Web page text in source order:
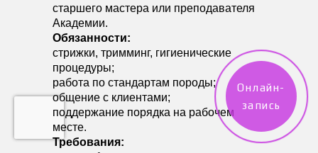
старшего мастера или преподавателя
Академии.
Обязанности:
стрижки, тримминг, гигиенические
процедуры;
работа по стандартам породы;
общение с клиентами;
поддержание порядка на рабочем
месте.
Требования:
Онлайн-
запись